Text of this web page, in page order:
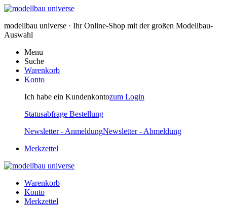
modellbau universe · Ihr Online-Shop mit der großen Modellbau-
Auswahl
Menu
Suche
Warenkorb
Konto
Ich habe ein Kundenkontozum Login
Statusabfrage Bestellung
Newsletter - AnmeldungNewsletter - Abmeldung
Merkzettel
Warenkorb
Konto
Merkzettel